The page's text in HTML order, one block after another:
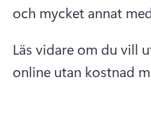
och mycket annat
Läs vidare om du vill
online utan kostnad